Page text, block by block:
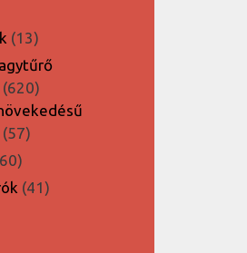
1313
termék
620620
termék
5757
160
termék
4141